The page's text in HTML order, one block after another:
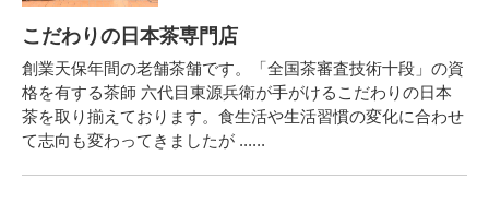
こだわりの日本茶専門店
創業天保年間の老舗茶舗です。「全国茶審査技術十段」の資
格を有する茶師 六代目東源兵衛が手がけるこだわりの日本
茶を取り揃えております。食生活や生活習慣の変化に合わせ
て志向も変わってきましたが ......